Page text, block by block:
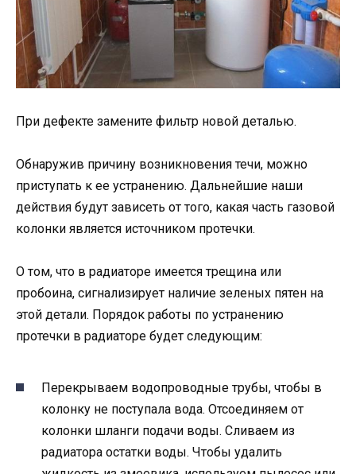
При дефекте замените фильтр новой деталью.
Обнаружив причину возникновения течи, можно
приступать к ее устранению. Дальнейшие наши
действия будут зависеть от того, какая часть газовой
колонки является источником протечки.
О том, что в радиаторе имеется трещина или
пробоина, сигнализирует наличие зеленых пятен на
этой детали. Порядок работы по устранению
протечки в радиаторе будет следующим:
Перекрываем водопроводные трубы, чтобы в
колонку не поступала вода. Отсоединяем от
колонки шланги подачи воды. Сливаем из
радиатора остатки воды. Чтобы удалить